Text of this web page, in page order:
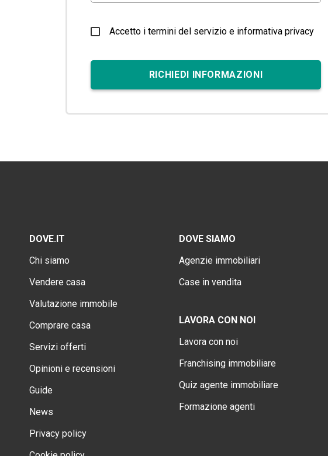
Accetto i termini del servizio e informativa privacy
RICHIEDI INFORMAZIONI
DOVE.IT
Chi siamo
Vendere casa
Valutazione immobile
Comprare casa
Servizi offerti
Opinioni e recensioni
Guide
News
Privacy policy
DOVE SIAMO
Agenzie immobiliari
Case in vendita
LAVORA CON NOI
Lavora con noi
Franchising immobiliare
Quiz agente immobiliare
Formazione agenti